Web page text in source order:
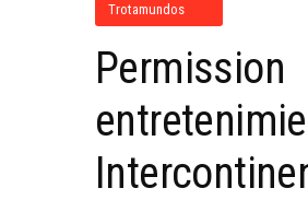
Trotamundos